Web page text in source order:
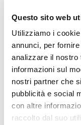
Questo sito web
Utilizziamo i
annunci, per
analizzare il nostro
informazioni sul
nostri partner che
pubblicità e social
con altre
raccolto dal suo
0030102788
19,00 €